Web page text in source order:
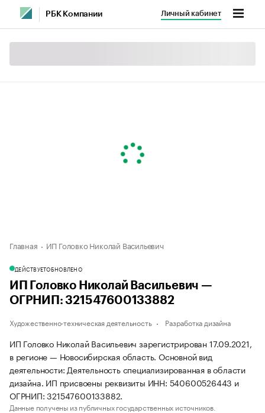
РБК Компании Личный кабинет
Главная ИП Головко Николай Васильевич
ДЕЙСТВУЕТОБНОВЛЕНО
ИП Головко Николай Васильевич —
ОГРНИП: 321547600133882
Художественно-техническая деятельность Разработка дизайна
ИП Головко Николай Васильевич зарегистрирован 17.09.2021,
в регионе — Новосибирская область. Основной вид
деятельности: Деятельность специализированная в области
дизайна. ИП присвоены реквизиты ИНН: 540600526443 и
ОГРНИП: 321547600133882.
Данные получены из публичных государственных источников.